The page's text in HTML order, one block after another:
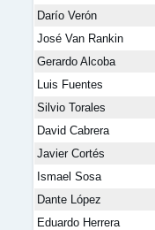
Darío Verón
José Van Rankin
Gerardo Alcoba
Luis Fuentes
Silvio Torales
David Cabrera
Javier Cortés
Ismael Sosa
Dante López
Eduardo Herrera